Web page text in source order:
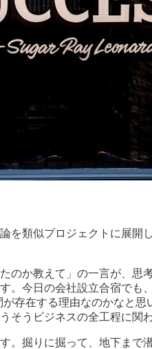
を類似プロジェクトに展開
のか教えて」の一言が、思
。今日の会社設立合宿でも
存在する理由なのかなと
うビジネスの全工程に関
。掘りに掘って、地下まで